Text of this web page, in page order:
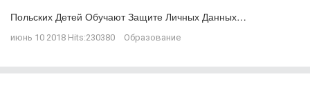
Польских Детей Обучают Защите Личных Данных…
июнь 10 2018 Hits:230380 Образование